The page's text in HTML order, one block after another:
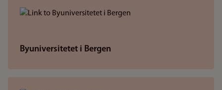
Byuniversitetet i Bergen